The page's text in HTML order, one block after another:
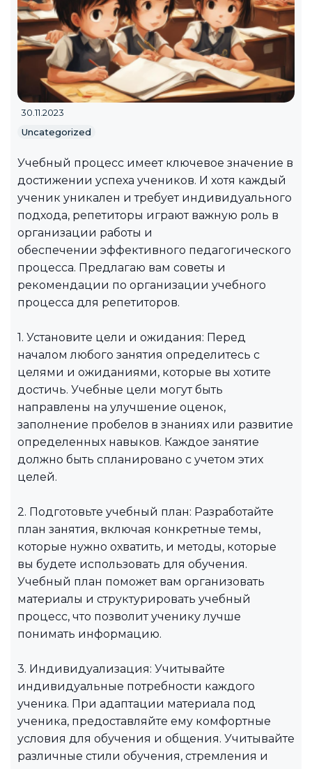
30.11.2023
Uncategorized
Учебный процесс имеет ключевое значение в
достижении успеха учеников. И хотя каждый
ученик уникален и требует индивидуального
подхода, репетиторы играют важную роль в
организации работы и
обеспечении эффективного педагогического
процесса. Предлагаю вам советы и
рекомендации по организации учебного
процесса для репетиторов.
1. Установите цели и ожидания: Перед
началом любого занятия определитесь с
целями и ожиданиями, которые вы хотите
достичь. Учебные цели могут быть
направлены на улучшение оценок,
заполнение пробелов в знаниях или развитие
определенных навыков. Каждое занятие
должно быть спланировано с учетом этих
целей.
2. Подготовьте учебный план: Разработайте
план занятия, включая конкретные темы,
которые нужно охватить, и методы, которые
вы будете использовать для обучения.
Учебный план поможет вам организовать
материалы и структурировать учебный
процесс, что позволит ученику лучше
понимать информацию.
3. Индивидуализация: Учитывайте
индивидуальные потребности каждого
ученика. При адаптации материала под
ученика, предоставляйте ему комфортные
условия для обучения и общения. Учитывайте
различные стили обучения, стремления и